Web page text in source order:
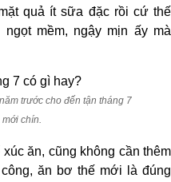
quả ít sữa đặc rồi cứ thế
mềm, ngậy mịn ấy mà
trước cho đến tận tháng 7
chín.
ăn, cũng không cần thêm
ăn bơ thế mới là đúng